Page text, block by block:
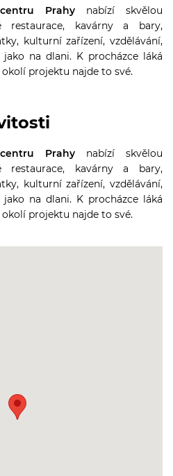
Prahy nabízí skvělou
restaurace, kavárny a bary,
kulturní zařízení, vzdělávání,
na dlani. K procházce láká
projektu najde to své.
Prahy nabízí skvělou
restaurace, kavárny a bary,
kulturní zařízení, vzdělávání,
na dlani. K procházce láká
projektu najde to své.